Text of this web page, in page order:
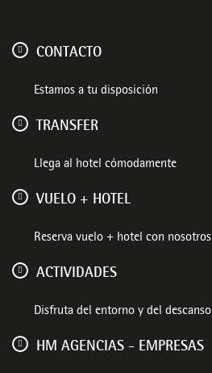
CONTACTO
Estamos a tu disposición
TRANSFER
Llega al hotel cómodamente
VUELO + HOTEL
Reserva vuelo + hotel con nosotros
ACTIVIDADES
Disfruta del entorno y del descanso
HM AGENCIAS - EMPRESAS